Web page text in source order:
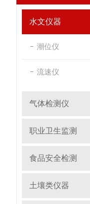
水文仪器
潮位仪
流速仪
气体检测仪
职业卫生监测
食品安全检测
土壤类仪器